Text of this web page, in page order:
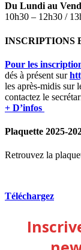
Du Lundi au
10h30 – 12h30 /
INSCRIPTIONS
Pour les
dés à présent sur
les après-midis sur
contactez le
+ D’infos
Plaquette 2025-
Retrouvez la
Téléchargez